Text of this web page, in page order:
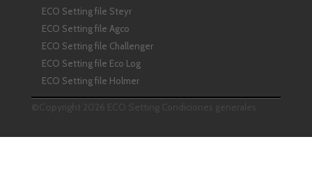
ECO Setting file Steyr
ECO Setting file Agco
ECO Setting file Challenger
ECO Setting file Eco Log
ECO Setting file Holmer
©Copyright 2026 ECO Setting